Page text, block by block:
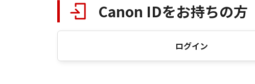
Canon IDをお持ちの方
ログイン